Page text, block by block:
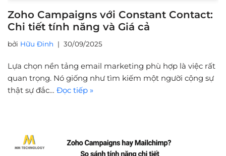
Zoho Campaigns với Constant Contact:
Chi tiết tính năng và Giá cả
bởi Hữu Đinh 30/09/2025
Lựa chọn nền tảng email marketing phù hợp là việc rất
quan trọng. Nó giống như tìm kiếm một người cộng sự
thật sự đắc… Đọc tiếp »